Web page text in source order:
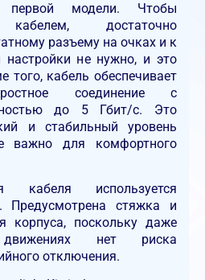
первой модели. Чтобы
кабелем, достаточно
разъему на очках и к
настройки не нужно, и это
кабель обеспечивает
соединение с
до 5 Гбит/с. Это
и стабильный уровень
важно для комфортного
кабеля используется
стяжка и
корпуса, поскольку даже
нет риска
отключения.